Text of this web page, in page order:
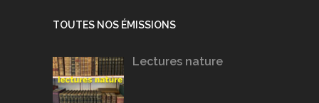
TOUTES NOS ÉMISSIONS
Lectures nature